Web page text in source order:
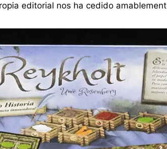
editorial nos ha cedido